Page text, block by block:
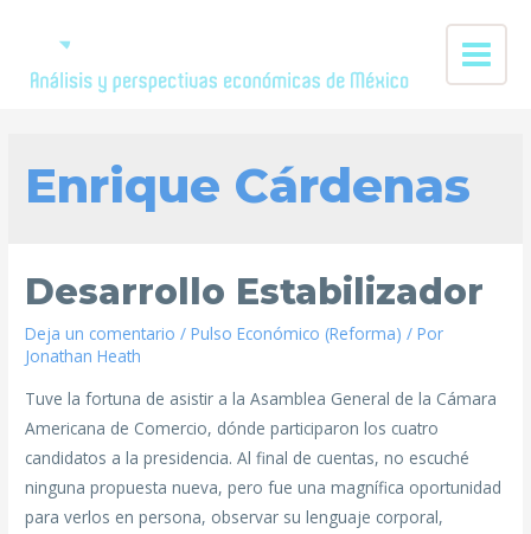
Enrique Cárdenas
Desarrollo Estabilizador
Deja un comentario /Pulso Económico (Reforma) / Por
Jonathan Heath
Tuve la fortuna de asistir a la Asamblea General de la Cámara
Americana de Comercio, dónde participaron los cuatro
candidatos a la presidencia. Al final de cuentas, no escuché
ninguna propuesta nueva, pero fue una magnífica oportunidad
para verlos en persona, observar su lenguaje corporal,